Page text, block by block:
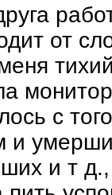
от
с
и
и т